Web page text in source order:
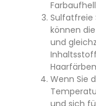
Sulfatfreie
können
und
Wenn Sie
und sich